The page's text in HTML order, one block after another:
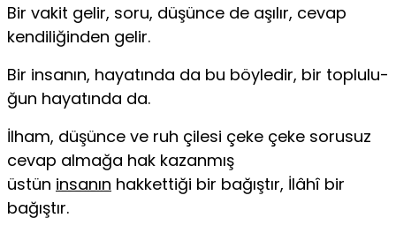
Bir vakit gelir, soru, düşünce de aşılır, cevap
kendi­liğinden gelir.
Bir insanın, hayatında da bu böyledir, bir toplulu­
ğun hayatında da.
İlham, düşünce ve ruh çilesi çeke çeke sorusuz
cevap almağa hak kazanmış
üstün insanın hakkettiği bir ba­ğıştır, İlâhî bir
bağıştır.